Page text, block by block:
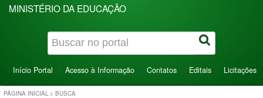
MINISTÉRIO DA EDUCAÇÃO
Início Portal Acesso à Informação Contatos Editais Licitações
PÁGINA INICIAL > BUSCA